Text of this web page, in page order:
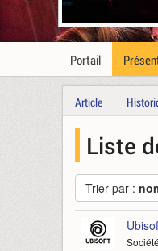
Portail
Article
Liste
Trier par :